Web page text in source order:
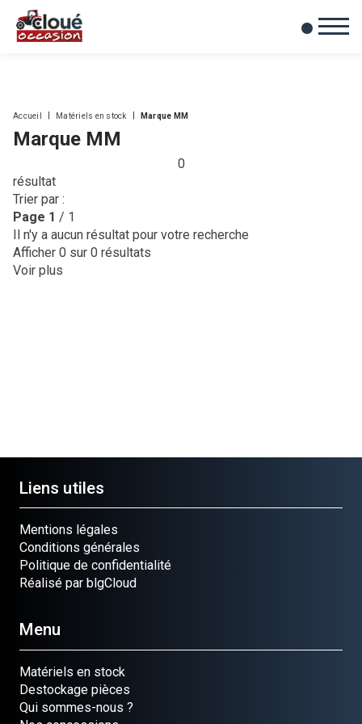
Mes favoris
0
Accueil Matériels en stock Marque MM
Marque MM
0
résultat
Trier par :
Page 1 / 1
Il n'y a aucun résultat pour votre recherche
Afficher 0 sur 0 résultats
Voir plus
Liens utiles
Mentions légales
Conditions générales
Politique de confidentialité
Réalisé par blgCloud
Menu
Matériels en stock
Destockage pièces
Qui sommes-nous ?